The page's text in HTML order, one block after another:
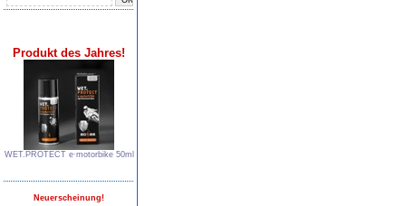
Produkt des Jahres!
WET.PROTECT e∙motorbike 50ml
Neuerscheinung!